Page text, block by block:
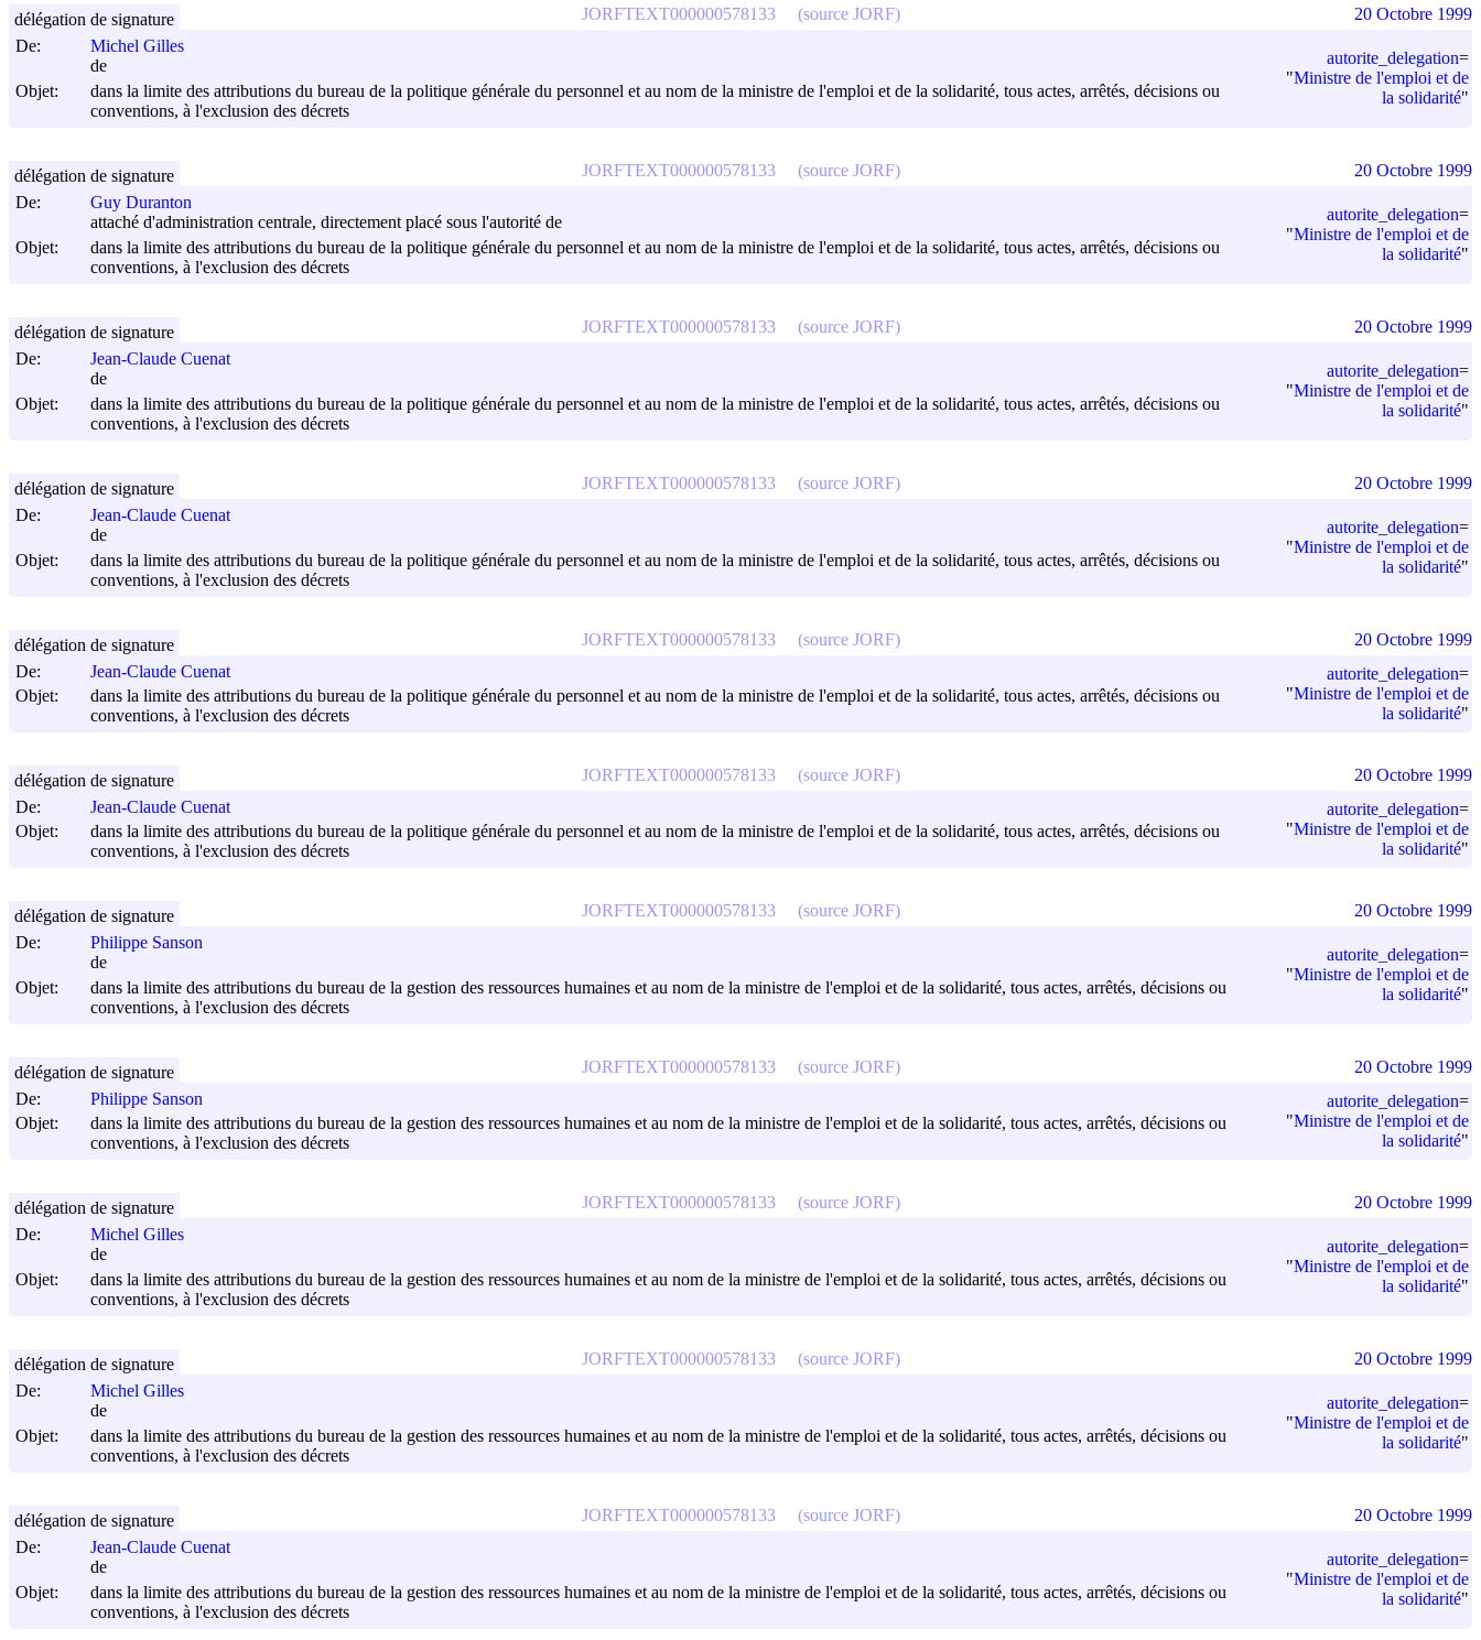
De:
Michel Gilles
de
Objet:
dans la limite des attributions du bureau de la politique générale du personnel et au nom de la ministre de l'emploi et de la solidarité, tous actes, arrêtés, décisions ou
conventions, à l'exclusion des décrets
autorite_delegation=
"Ministre de l'emploi et de
la solidarité"
JORFTEXT000000578133 (source JORF)
délégation de signature 20 Octobre 1999
De:
Guy Duranton
attaché d'administration centrale, directement placé sous l'autorité de
Objet:
dans la limite des attributions du bureau de la politique générale du personnel et au nom de la ministre de l'emploi et de la solidarité, tous actes, arrêtés, décisions ou
conventions, à l'exclusion des décrets
autorite_delegation=
"Ministre de l'emploi et de
la solidarité"
JORFTEXT000000578133 (source JORF)
délégation de signature 20 Octobre 1999
De:
Jean-Claude Cuenat
de
Objet:
dans la limite des attributions du bureau de la politique générale du personnel et au nom de la ministre de l'emploi et de la solidarité, tous actes, arrêtés, décisions ou
conventions, à l'exclusion des décrets
autorite_delegation=
"Ministre de l'emploi et de
la solidarité"
JORFTEXT000000578133 (source JORF)
délégation de signature 20 Octobre 1999
De:
Jean-Claude Cuenat
de
Objet:
dans la limite des attributions du bureau de la politique générale du personnel et au nom de la ministre de l'emploi et de la solidarité, tous actes, arrêtés, décisions ou
conventions, à l'exclusion des décrets
autorite_delegation=
"Ministre de l'emploi et de
la solidarité"
JORFTEXT000000578133 (source JORF)
délégation de signature 20 Octobre 1999
De:
Jean-Claude Cuenat
Objet:
dans la limite des attributions du bureau de la politique générale du personnel et au nom de la ministre de l'emploi et de la solidarité, tous actes, arrêtés, décisions ou
conventions, à l'exclusion des décrets
autorite_delegation=
"Ministre de l'emploi et de
la solidarité"
JORFTEXT000000578133 (source JORF)
délégation de signature 20 Octobre 1999
De:
Jean-Claude Cuenat
Objet:
dans la limite des attributions du bureau de la politique générale du personnel et au nom de la ministre de l'emploi et de la solidarité, tous actes, arrêtés, décisions ou
conventions, à l'exclusion des décrets
autorite_delegation=
"Ministre de l'emploi et de
la solidarité"
JORFTEXT000000578133 (source JORF)
délégation de signature 20 Octobre 1999
De:
Philippe Sanson
de
Objet:
dans la limite des attributions du bureau de la gestion des ressources humaines et au nom de la ministre de l'emploi et de la solidarité, tous actes, arrêtés, décisions ou
conventions, à l'exclusion des décrets
autorite_delegation=
"Ministre de l'emploi et de
la solidarité"
JORFTEXT000000578133 (source JORF)
délégation de signature 20 Octobre 1999
De:
Philippe Sanson
Objet:
dans la limite des attributions du bureau de la gestion des ressources humaines et au nom de la ministre de l'emploi et de la solidarité, tous actes, arrêtés, décisions ou
conventions, à l'exclusion des décrets
autorite_delegation=
"Ministre de l'emploi et de
la solidarité"
JORFTEXT000000578133 (source JORF)
délégation de signature 20 Octobre 1999
De:
Michel Gilles
de
Objet:
dans la limite des attributions du bureau de la gestion des ressources humaines et au nom de la ministre de l'emploi et de la solidarité, tous actes, arrêtés, décisions ou
conventions, à l'exclusion des décrets
autorite_delegation=
"Ministre de l'emploi et de
la solidarité"
JORFTEXT000000578133 (source JORF)
délégation de signature 20 Octobre 1999
De:
Michel Gilles
de
Objet:
dans la limite des attributions du bureau de la gestion des ressources humaines et au nom de la ministre de l'emploi et de la solidarité, tous actes, arrêtés, décisions ou
conventions, à l'exclusion des décrets
autorite_delegation=
"Ministre de l'emploi et de
la solidarité"
JORFTEXT000000578133 (source JORF)
délégation de signature 20 Octobre 1999
De:
Jean-Claude Cuenat
de
Objet:
dans la limite des attributions du bureau de la gestion des ressources humaines et au nom de la ministre de l'emploi et de la solidarité, tous actes, arrêtés, décisions ou
conventions, à l'exclusion des décrets
autorite_delegation=
"Ministre de l'emploi et de
la solidarité"
JORFTEXT000000578133 (source JORF)
délégation de signature 20 Octobre 1999